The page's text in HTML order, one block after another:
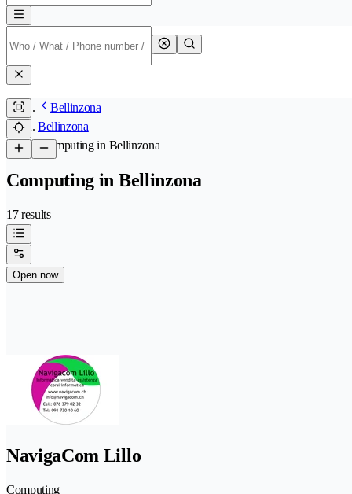
Bellinzona
Bellinzona
/Computing in Bellinzona
Computing in Bellinzona
17 results
Open now
NavigaCom Lillo
Computing